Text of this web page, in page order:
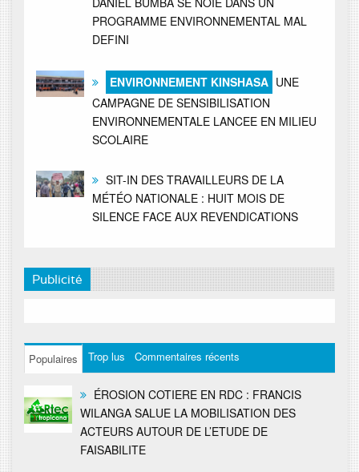
PROGRAMME ENVIRONNEMENTAL MAL
DEFINI
ENVIRONNEMENT KINSHASA UNE
CAMPAGNE DE SENSIBILISATION
ENVIRONNEMENTALE LANCEE EN MILIEU
SCOLAIRE
SIT-IN DES TRAVAILLEURS DE LA
MÉTÉO NATIONALE : HUIT MOIS DE
SILENCE FACE AUX REVENDICATIONS
Publicité
Populaires Trop lus Commentaires récents
ÉROSION COTIERE EN RDC : FRANCIS
WILANGA SALUE LA MOBILISATION DES
ACTEURS AUTOUR DE L’ETUDE DE
FAISABILITE